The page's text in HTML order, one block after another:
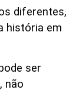
diferentes,
história em
ser
não